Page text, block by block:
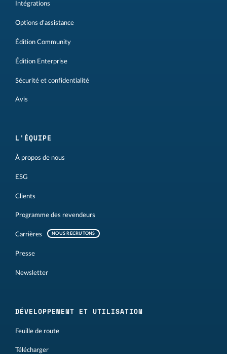
Intégrations
Options d'assistance
Édition Community
Édition Enterprise
Sécurité et confidentialité
Avis
L'ÉQUIPE
À propos de nous
ESG
Clients
Programme des revendeurs
Carrières NOUS RECRUTONS
Presse
Newsletter
DÉVELOPPEMENT ET UTILISATION
Feuille de route
Télécharger